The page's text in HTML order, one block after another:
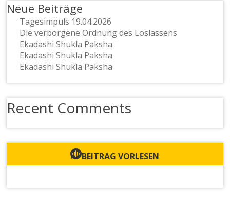
Neue Beiträge
Tagesimpuls 19.04.2026
Die verborgene Ordnung des Loslassens
Ekadashi Shukla Paksha
Ekadashi Shukla Paksha
Ekadashi Shukla Paksha
Recent Comments
BEITRAG VORLESEN